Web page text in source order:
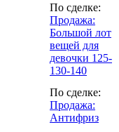
По сделке:
Продажа:
Большой лот
вещей для
девочки 125-
130-140
По сделке:
Продажа:
Антифриз